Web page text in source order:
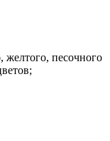
желтого, песочного